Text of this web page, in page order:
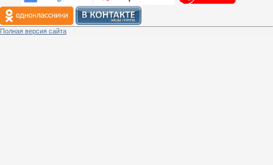
Полная версия сайта